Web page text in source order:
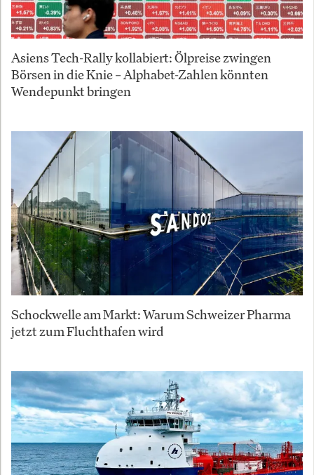
Asiens Tech-Rally kollabiert: Ölpreise zwingen
Börsen in die Knie – Alphabet-Zahlen könnten
Wendepunkt bringen
Schockwelle am Markt: Warum Schweizer Pharma
jetzt zum Fluchthafen wird